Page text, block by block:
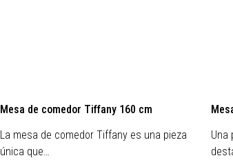
Mesa de comedor Tiffany 160 cm
La mesa de comedor Tiffany es una pieza
única que…
Una